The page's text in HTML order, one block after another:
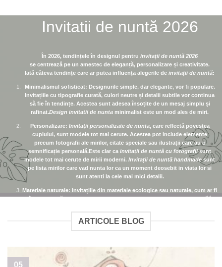
Invitatii de nuntă 2026
În 2026, tendințele în designul pentruinvitații de nuntă 2026
se centrează pe un amestec de eleganță, personalizare și creativitate.
Iată câteva tendințe care ar putea influența alegerile deinvitații de nuntă:
Minimalismul sofisticat: Designurile simple, dar elegante, vor fi populare.
Invitațiile cu tipografie curată, culori neutre și detalii subtile vor continua
să fie în tendințe. Acestea sunt adesea însoțite de un mesaj simplu și
rafinat.Design invitatii de nunta minimalist este un mod ales de miri.
Personalizare: Invitații personalizate de nunta, care reflectă povestea
cuplului, sunt modele tot mai cerute. Acestea pot include elemente
precum fotografii ale mirilor, citate speciale sau ilustrații care au o
semnificație personală.Este clar cainvitații de nuntă cu fotografiisunt
modele tot mai cerute de mirii moderni.Invitații de nuntă handmadesunt
pe lista mirilor care vad nunta lor ca un moment deosebit in viata lor si
sunt atenti la cele mai mici detalii.
Materiale naturale: Invitațiile din materiale ecologice sau naturale, cum ar fi
hârtia reciclată, lemnul sau materialele biodegradabile, sunt o tendință în
apreciate de viitorii miri si opteaza cat mai des.
alegerea pentru o invitatie diafana si eleganta.
Culori pastelate și tonuri naturale
: Culorile fine și delicate, cum ar fi roz
pal, lavandă, bej sau albastru deschis, vor fi populare. Acestea pot fi
combinate cu accente de aur sau argint pentru un plus de eleganță.
ARTICOLE BLOG
05